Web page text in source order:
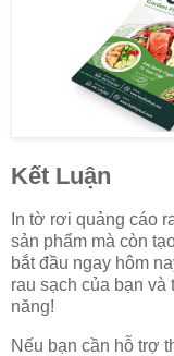
Kết Luận
In tờ rơi quảng cáo
sản phẩm mà còn
bắt đầu ngay hôm
rau sạch của bạn và
năng!
Nếu bạn cần hỗ trợ